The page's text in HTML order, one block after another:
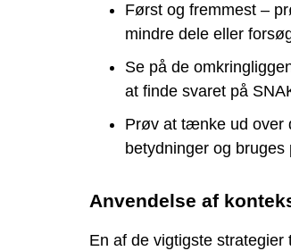
Først og fremmest –
mindre dele eller
Se på de
at finde svaret på
Prøv at tænke ud over
betydninger og
Anvendelse af
En af de vigtigste